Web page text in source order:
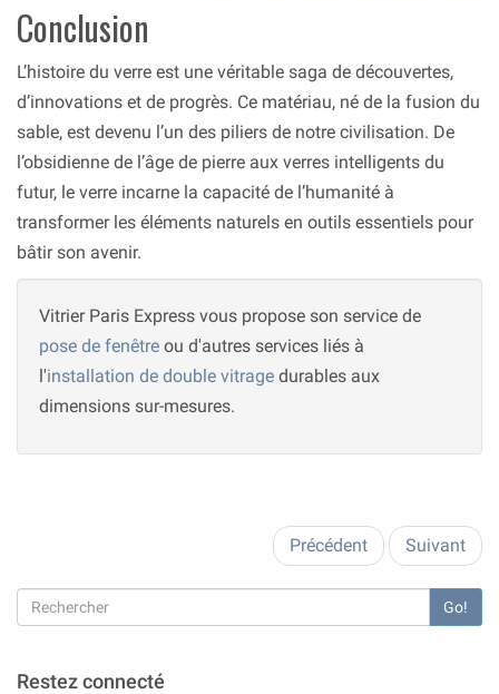
Conclusion
L’histoire du verre est une véritable saga de découvertes,
d’innovations et de progrès. Ce matériau, né de la fusion du
sable, est devenu l’un des piliers de notre civilisation. De
l’obsidienne de l’âge de pierre aux verres intelligents du
futur, le verre incarne la capacité de l’humanité à
transformer les éléments naturels en outils essentiels pour
bâtir son avenir.
Vitrier Paris Express vous propose son service de
pose de fenêtre ou d'autres services liés à
l'installation de double vitrage durables aux
dimensions sur-mesures.
Précédent Suivant
Go!
Restez connecté